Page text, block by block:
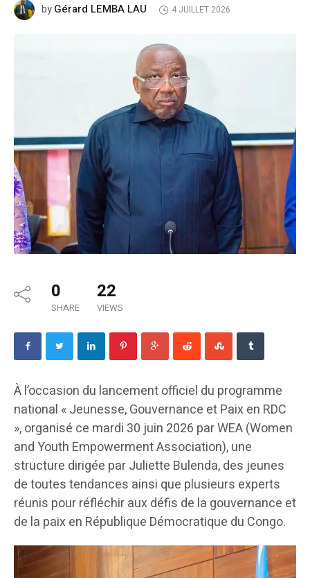
byGérard LEMBA LAU 4 JUILLET 2026
0
SHARE
22
VIEWS
À l’occasion du lancement officiel du programme
national « Jeunesse, Gouvernance et Paix en RDC
», organisé ce mardi 30 juin 2026 par WEA (Women
and Youth Empowerment Association), une
structure dirigée par Juliette Bulenda, des jeunes
de toutes tendances ainsi que plusieurs experts
réunis pour réfléchir aux défis de la gouvernance et
de la paix en République Démocratique du Congo.